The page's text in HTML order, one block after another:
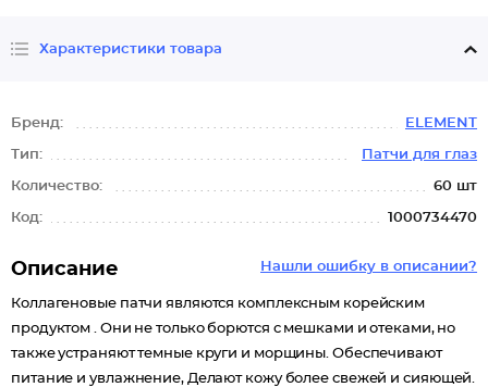
Характеристики товара
Бренд: ELEMENT
Тип: Патчи для глаз
Количество: 60 шт
Код: 1000734470
Нашли ошибку в описании?
Описание
Коллагеновые патчи являются комплексным корейским
продуктом . Они не только борются с мешками и отеками, но
также устраняют темные круги и морщины. Обеспечивают
питание и увлажнение, Делают кожу более свежей и сияющей.